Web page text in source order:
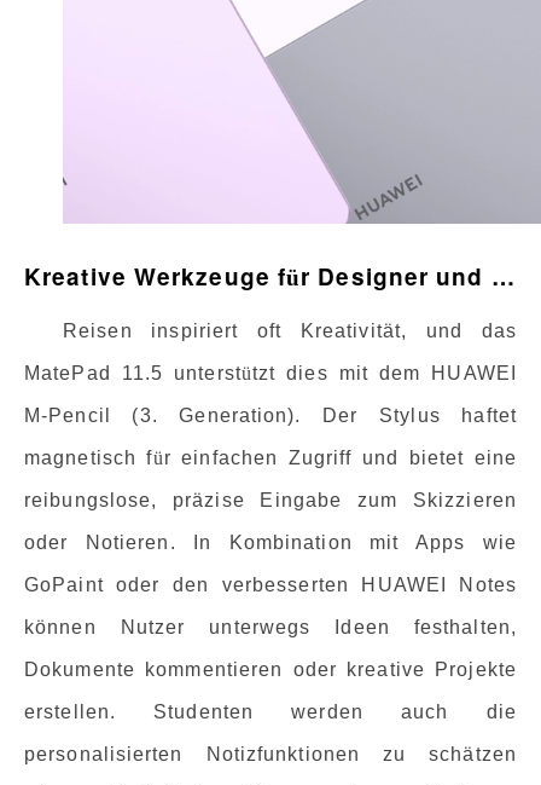
Kreative Werkzeuge für Designer und Studenten
Reisen inspiriert oft Kreativität, und das
MatePad 11.5 unterstützt dies mit dem HUAWEI
M-Pencil (3. Generation). Der Stylus haftet
magnetisch für einfachen Zugriff und bietet eine
reibungslose, präzise Eingabe zum Skizzieren
oder Notieren. In Kombination mit Apps wie
GoPaint oder den verbesserten HUAWEI Notes
können Nutzer unterwegs Ideen festhalten,
Dokumente kommentieren oder kreative Projekte
erstellen. Studenten werden auch die
personalisierten Notizfunktionen zu schätzen